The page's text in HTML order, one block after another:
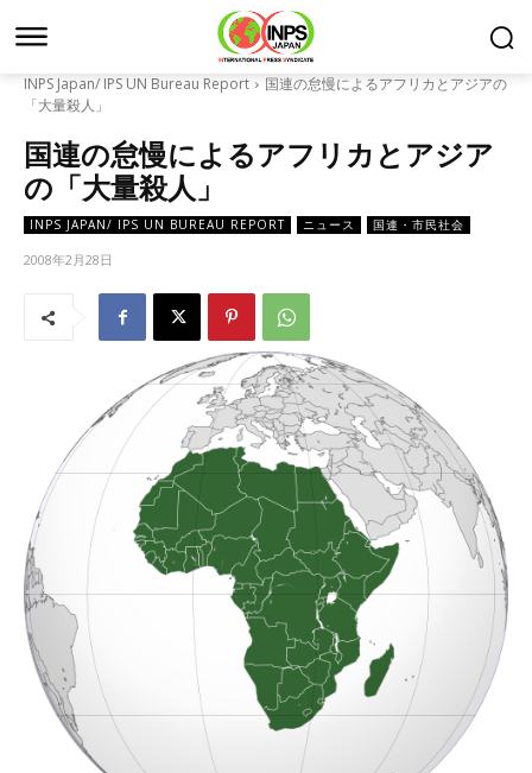
INPS Japan/ IPS UN Bureau Report
国連の怠慢によるアフリカとアジアの
「大量殺人」
国連の怠慢によるアフリカとアジア
の「大量殺人」
INPS JAPAN/ IPS UN BUREAU REPORT ニュース 国連・市民社会
2008年2月28日